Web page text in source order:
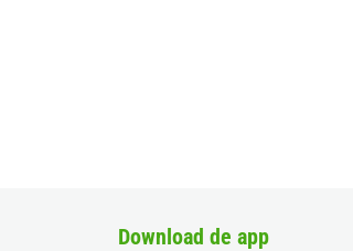
Download de app